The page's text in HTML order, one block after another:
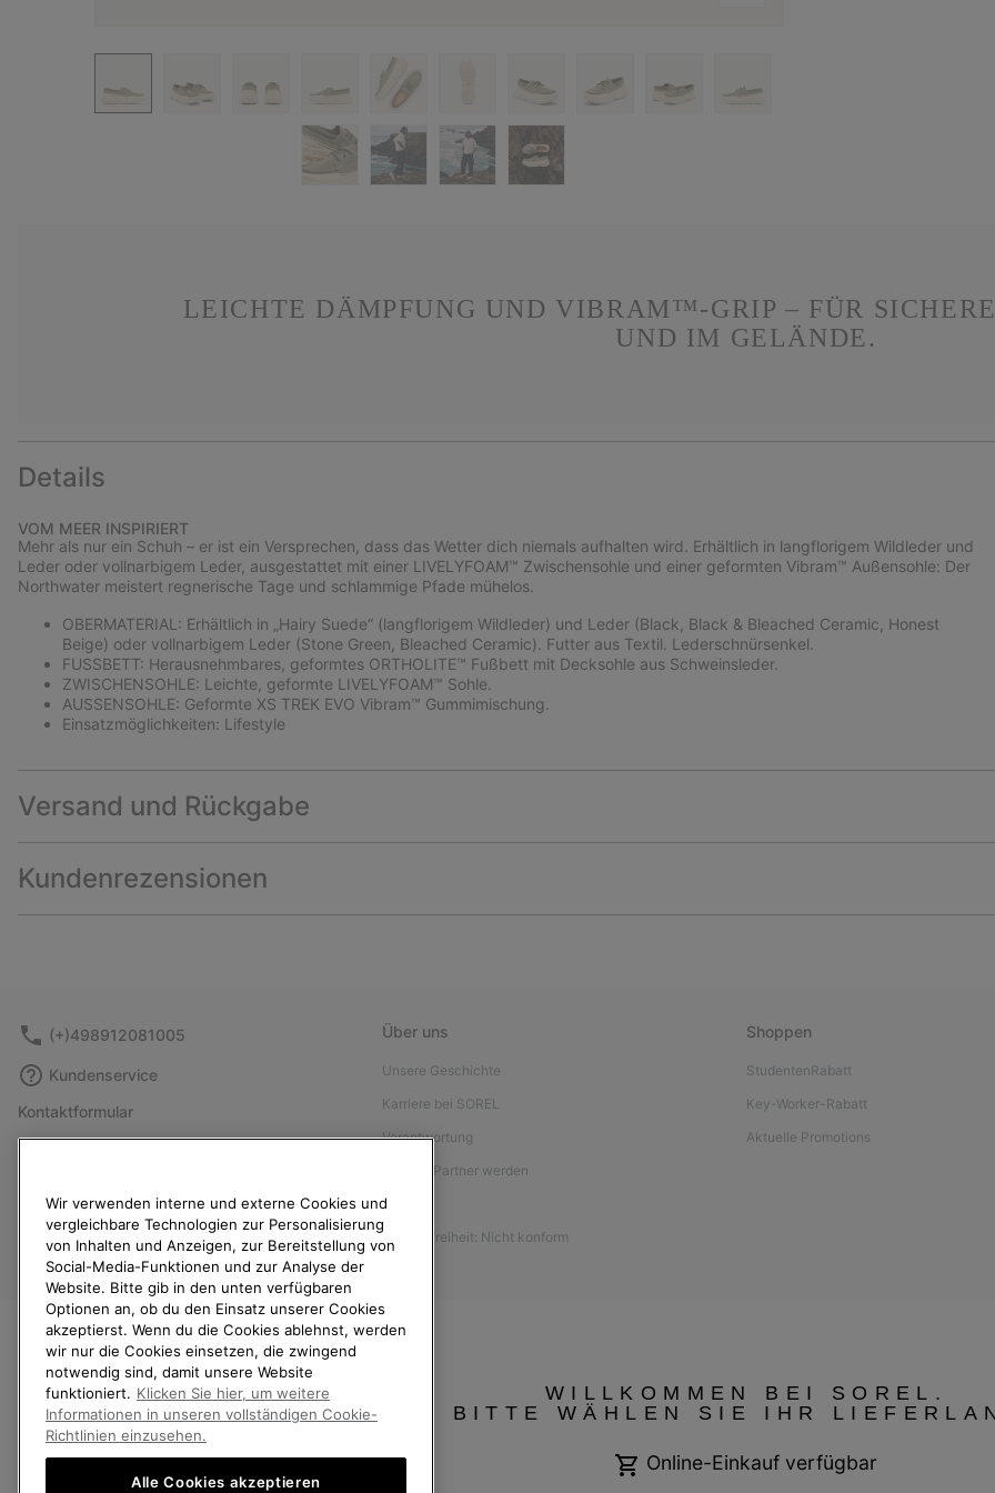
LEICHTE DÄMPFUNG UND VIBRAM™-GRIP – FÜR
UND IM GELÄNDE.
Details
VOM MEER INSPIRIERT
Mehr als nur ein Schuh – er ist ein Versprechen, dass das Wetter dich niemals aufhalten wird. Erhältlich in langflorigem Wildleder und
Leder oder vollnarbigem Leder, ausgestattet mit einer LIVELYFOAM™ Zwischensohle und einer geformten Vibram™ Außensohle: Der
Northwater meistert regnerische Tage und schlammige Pfade mühelos.
OBERMATERIAL: Erhältlich in „Hairy Suede“ (langflorigem Wildleder) und Leder (Black, Black & Bleached Ceramic, Honest
Beige) oder vollnarbigem Leder (Stone Green, Bleached Ceramic). Futter aus Textil. Lederschnürsenkel.
FUSSBETT: Herausnehmbares, geformtes ORTHOLITE™ Fußbett mit Decksohle aus Schweinsleder.
ZWISCHENSOHLE: Leichte, geformte LIVELYFOAM™ Sohle.
AUSSENSOHLE: Geformte XS TREK EVO Vibram™ Gummimischung.
Einsatzmöglichkeiten: Lifestyle
Versand und Rückgabe
Kundenrezensionen
(+)498912081005
Kundenservice
Kontaktformular
Größentabelle
Rücksendungen
Vom Kaufvertrag zurücktreten
Bestellstatus
Versand
Zahlung
Häufig gestellte Fragen
Über uns
Unsere Geschichte
Karriere bei SOREL
Verantwortung
Affiliate Partner werden
Presse
Barrierefreiheit: Nicht konform
Shoppen
StudentenRabatt
Key-Worker-Rabatt
Aktuelle Promotions
WILLKOMMEN BEI SOREL.
BITTE WÄHLEN SIE IHR
Online-Einkauf verfügbar
Wir verwenden interne und externe Cookies und
vergleichbare Technologien zur Personalisierung
von Inhalten und Anzeigen, zur Bereitstellung von
Social-Media-Funktionen und zur Analyse der
Website. Bitte gib in den unten verfügbaren
Optionen an, ob du den Einsatz unserer Cookies
akzeptierst. Wenn du die Cookies ablehnst, werden
wir nur die Cookies einsetzen, die zwingend
notwendig sind, damit unsere Website
funktioniert. Klicken Sie hier, um weitere
Informationen in unseren vollständigen Cookie-
Richtlinien einzusehen.
Alle Cookies akzeptieren